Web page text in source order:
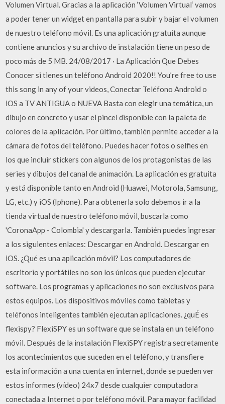
Volumen Virtual. Gracias a la aplicación ‘Volumen Virtual‘ vamos
a poder tener un widget en pantalla para subir y bajar el volumen
de nuestro teléfono móvil. Es una aplicación gratuita aunque
contiene anuncios y su archivo de instalación tiene un peso de
poco más de 5 MB. 24/08/2017 · La Aplicación Que Debes
Conocer si tienes un teléfono Android 2020!! You’re free to use
this song in any of your videos, Conectar Teléfono Android o
iOS a TV ANTIGUA o NUEVA Basta con elegir una temática, un
dibujo en concreto y usar el pincel disponible con la paleta de
colores de la aplicación. Por último, también permite acceder a la
cámara de fotos del teléfono. Puedes hacer fotos o selfies en
los que incluir stickers con algunos de los protagonistas de las
series y dibujos del canal de animación. La aplicación es gratuita
y está disponible tanto en Android (Huawei, Motorola, Samsung,
LG, etc.) y iOS (Iphone). Para obtenerla solo debemos ir a la
tienda virtual de nuestro teléfono móvil, buscarla como
'CoronaApp - Colombia' y descargarla. También puedes ingresar
a los siguientes enlaces: Descargar en Android. Descargar en
iOS. ¿Qué es una aplicación móvil? Los computadores de
escritorio y portátiles no son los únicos que pueden ejecutar
software. Los programas y aplicaciones no son exclusivos para
estos equipos. Los dispositivos móviles como tabletas y
teléfonos inteligentes también ejecutan aplicaciones. ¿quÉ es
flexispy? FlexiSPY es un software que se instala en un teléfono
móvil. Después de la instalación FlexiSPY registra secretamente
los acontecimientos que suceden en el teléfono, y transfiere
esta información a una cuenta en internet, donde se pueden ver
estos informes (vídeo) 24x7 desde cualquier computadora
conectada a Internet o por teléfono móvil. Para mayor facilidad